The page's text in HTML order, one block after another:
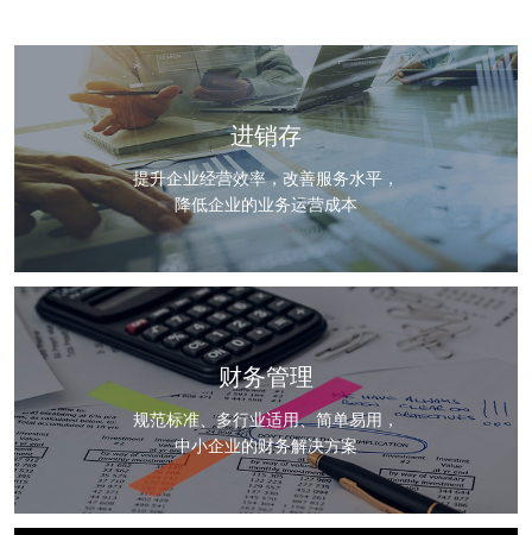
进销存
提升企业经营效率，改善服务水平，
降低企业的业务运营成本
财务管理
规范标准、多行业适用、简单易用，
中小企业的财务解决方案